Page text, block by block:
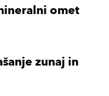
omet
zunaj in